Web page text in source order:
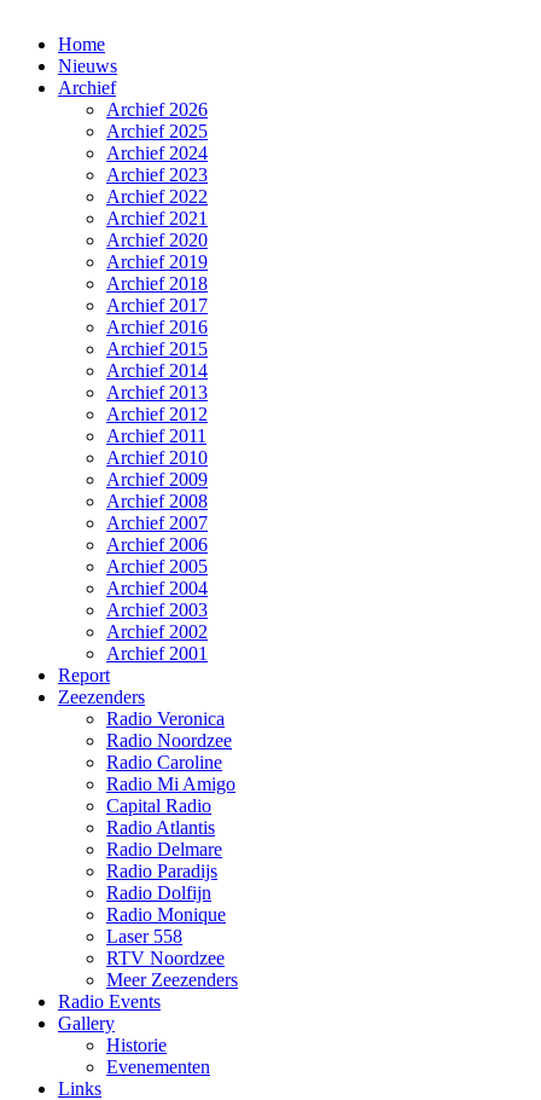
Home
Nieuws
Archief
Archief 2026
Archief 2025
Archief 2024
Archief 2023
Archief 2022
Archief 2021
Archief 2020
Archief 2019
Archief 2018
Archief 2017
Archief 2016
Archief 2015
Archief 2014
Archief 2013
Archief 2012
Archief 2011
Archief 2010
Archief 2009
Archief 2008
Archief 2007
Archief 2006
Archief 2005
Archief 2004
Archief 2003
Archief 2002
Archief 2001
Report
Zeezenders
Radio Veronica
Radio Noordzee
Radio Caroline
Radio Mi Amigo
Capital Radio
Radio Atlantis
Radio Delmare
Radio Paradijs
Radio Dolfijn
Radio Monique
Laser 558
RTV Noordzee
Meer Zeezenders
Radio Events
Gallery
Historie
Evenementen
Links